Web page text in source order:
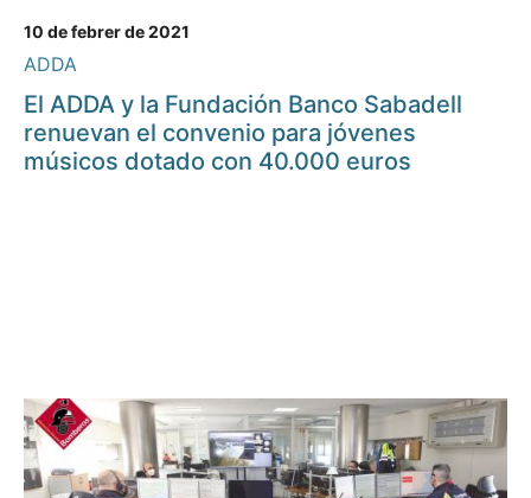
10 de febrer de 2021
ADDA
El ADDA y la Fundación Banco Sabadell
renuevan el convenio para jóvenes
músicos dotado con 40.000 euros